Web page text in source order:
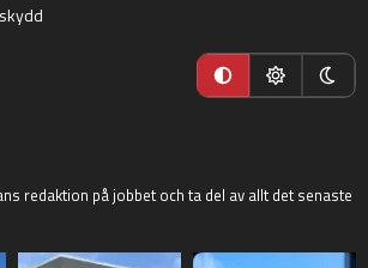
redaktion på jobbet och ta del av allt det senaste